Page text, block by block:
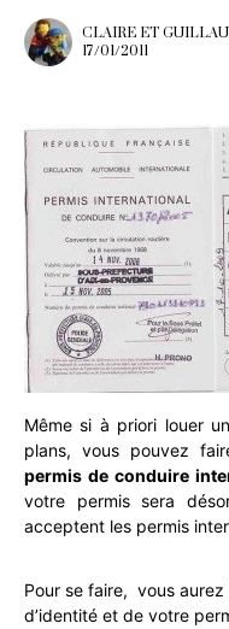
CLAIRE ET
17/01/2011
Même si à priori louer
plans, vous pouvez
permis de conduire
votre permis sera
acceptent les permis
Pour se faire, vous
d’identité et de votre